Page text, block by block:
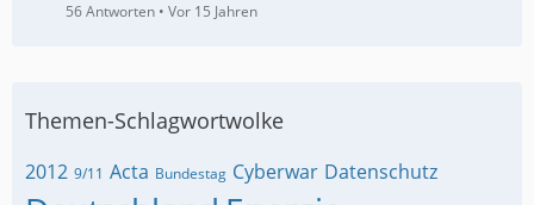
56 Antworten Vor 15 Jahren
Themen-Schlagwortwolke
2012 9/11 Acta Bundestag Cyberwar Datenschutz